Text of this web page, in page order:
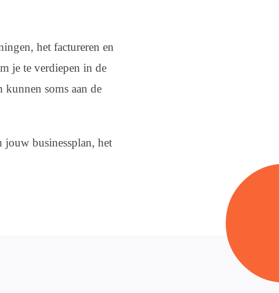
het factureren en
je te verdiepen in de
soms aan de
jouw businessplan, het